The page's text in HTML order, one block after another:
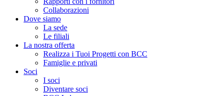
Collaborazioni
Dove siamo
La sede
Le filiali
La nostra offerta
Realizza i Tuoi Progetti con BCC
Famiglie e privati
Soci
I soci
Diventare soci